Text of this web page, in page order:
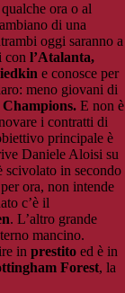
qualche ora o al
di una
oggi saranno a
con l’Atalanta,
e conosce per
meno giovani di
Champions. E non è
i contratti di
principale è
Daniele Aloisi su
scivolato in secondo
ora, non intende
c’è il
. L’altro grande
mancino.
in prestito ed è in
Forest, la